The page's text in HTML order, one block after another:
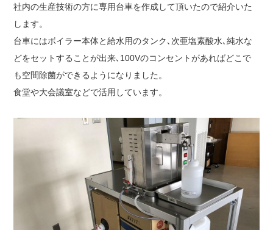
社内の生産技術の方に専用台車を作成して頂いたので紹介いた
します。
台車にはボイラー本体と給水用のタンク､次亜塩素酸水､純水な
どをセットすることが出来､100Vのコンセントがあればどこで
も空間除菌ができるようになりました。
食堂や大会議室などで活用しています。